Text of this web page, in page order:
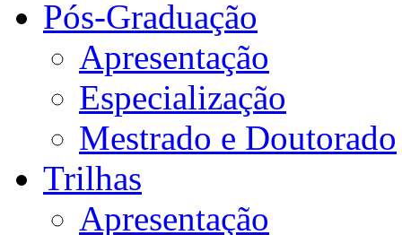
Pós-Graduação
Apresentação
Especialização
Mestrado e Doutorado
Trilhas
Apresentação